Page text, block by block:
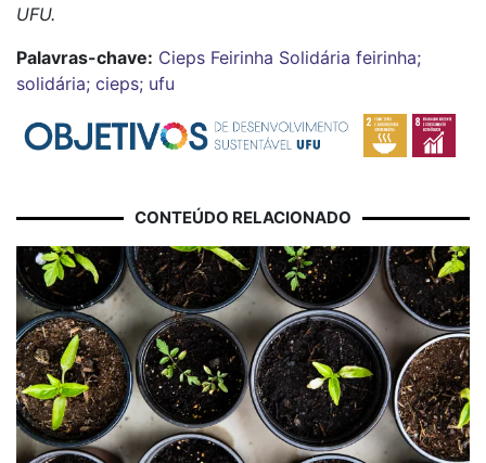
UFU.
Palavras-chave: Cieps Feirinha Solidária feirinha;
solidária; cieps; ufu
CONTEÚDO RELACIONADO